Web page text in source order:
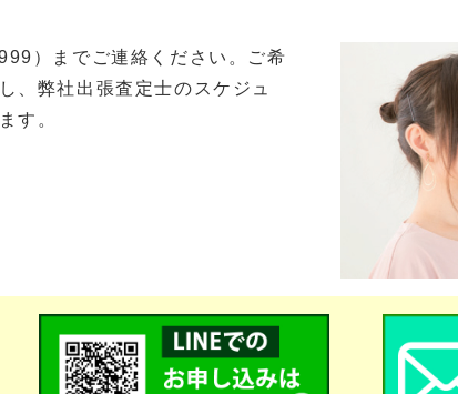
）までご連絡ください。ご希
、弊社出張査定士のスケジュ
す。